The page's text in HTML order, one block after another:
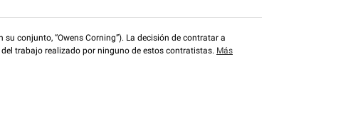
conjunto, “Owens Corning”). La decisión de contratar a
trabajo realizado por ninguno de estos contratistas. Más